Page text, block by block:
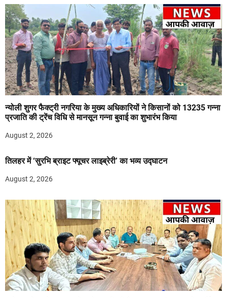
न्योली शुगर फैक्ट्री नगरिया के मुख्य अधिकारियों ने किसानों को 13235 गन्ना
प्रजाति की ट्रेंच विधि से मानसून गन्ना बुवाई का शुभारंभ किया
August 2, 2026
तिलहर में ‘सुरभि ब्राइट फ्यूचर लाइब्रेरी’ का भव्य उद्घाटन
August 2, 2026